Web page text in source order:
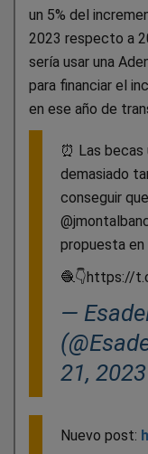
un 5% del
2023 respecto a
sería usar una
para financiar el
en ese año de
⏰ Las becas
demasiado
conseguir
propuesta
🧶👇https://
—
21, 2023
Nuevo post: